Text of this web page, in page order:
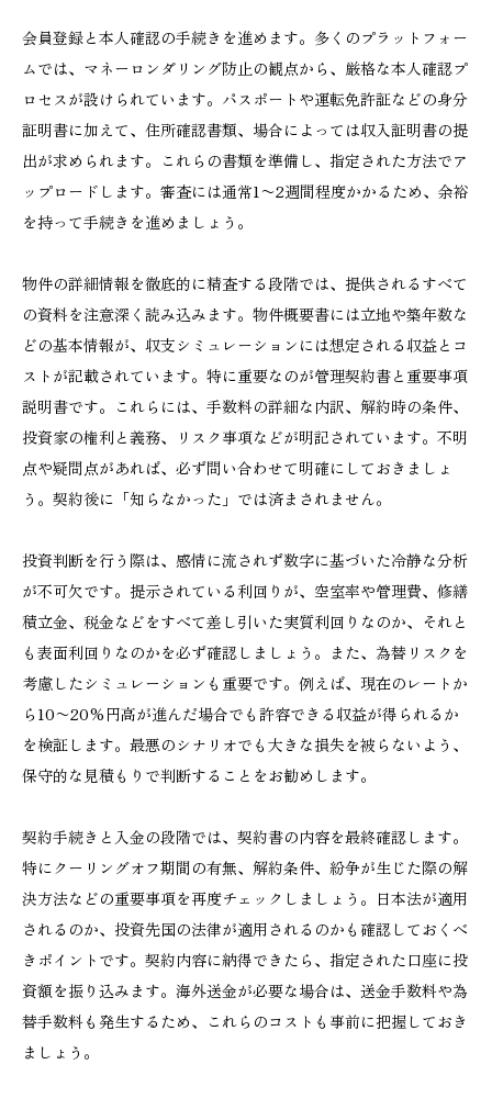
会員登録と本人確認の手続きを進めます。多くのプラットフォー
ムでは、マネーロンダリング防止の観点から、厳格な本人確認プ
ロセスが設けられています。パスポートや運転免許証などの身分
証明書に加えて、住所確認書類、場合によっては収入証明書の提
出が求められます。これらの書類を準備し、指定された方法でア
ップロードします。審査には通常1〜2週間程度かかるため、余裕
を持って手続きを進めましょう。
物件の詳細情報を徹底的に精査する段階では、提供されるすべて
の資料を注意深く読み込みます。物件概要書には立地や築年数な
どの基本情報が、収支シミュレーションには想定される収益とコ
ストが記載されています。特に重要なのが管理契約書と重要事項
説明書です。これらには、手数料の詳細な内訳、解約時の条件、
投資家の権利と義務、リスク事項などが明記されています。不明
点や疑問点があれば、必ず問い合わせて明確にしておきましょ
う。契約後に「知らなかった」では済まされません。
投資判断を行う際は、感情に流されず数字に基づいた冷静な分析
が不可欠です。提示されている利回りが、空室率や管理費、修繕
積立金、税金などをすべて差し引いた実質利回りなのか、それと
も表面利回りなのかを必ず確認しましょう。また、為替リスクを
考慮したシミュレーションも重要です。例えば、現在のレートか
ら10〜20%円高が進んだ場合でも許容できる収益が得られるか
を検証します。最悪のシナリオでも大きな損失を被らないよう、
保守的な見積もりで判断することをお勧めします。
契約手続きと入金の段階では、契約書の内容を最終確認します。
特にクーリングオフ期間の有無、解約条件、紛争が生じた際の解
決方法などの重要事項を再度チェックしましょう。日本法が適用
されるのか、投資先国の法律が適用されるのかも確認しておくべ
きポイントです。契約内容に納得できたら、指定された口座に投
資額を振り込みます。海外送金が必要な場合は、送金手数料や為
替手数料も発生するため、これらのコストも事前に把握しておき
ましょう。